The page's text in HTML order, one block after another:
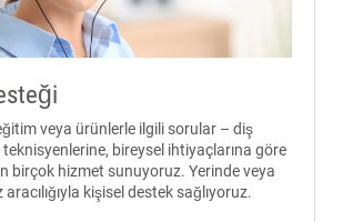
veya ürünlerle ilgili sorular – diş
teknisyenlerine, bireysel ihtiyaçlarına göre
birçok hizmet sunuyoruz. Yerinde veya
aracılığıyla kişisel destek sağlıyoruz.